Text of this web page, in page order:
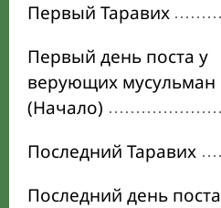
Первый Таравих
Первый день поста у
верующих мусульман
(Начало)
Последний Таравих
Последний день поста